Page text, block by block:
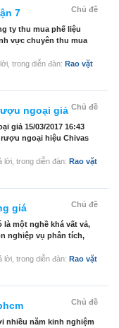
Chủ đề
7
ty thu mua phế liệu
vực chuyên thu mua
lời, trong diễn đàn: Rao vặt
Chủ đề
ngoại giả
giả 15/03/2017 16:43
ngoại hiệu Chivas
lời, trong diễn đàn: Rao vặt
Chủ đề
giá
một nghề khá vất vả,
nghiệp vụ phân tích,
lời, trong diễn đàn: Rao vặt
Chủ đề
nhiều năm kinh nghiệm